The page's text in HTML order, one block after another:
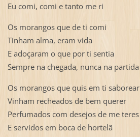
Eu comi, comi e tanto me ri
Os morangos que de ti comi
Tinham alma, eram vida
E adoçaram o que por ti sentia
Sempre na chegada, nunca na partida
Os morangos que quis em ti saborear
Vinham recheados de bem querer
Perfumados com desejos de me teres
E servidos em boca de hortelã